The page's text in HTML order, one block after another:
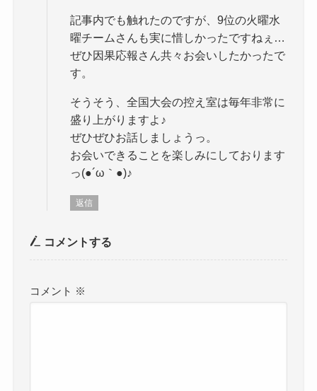
記事内でも触れたのですが、9位の火曜水
曜チームさんも実に惜しかったですねぇ…
ぜひ因果応報さん共々お会いしたかったで
す。
そうそう、全国大会の控え室は毎年非常に
盛り上がりますよ♪
ぜひぜひお話しましょうっ。
お会いできることを楽しみにしております
っ(●´ω｀●)♪
返信
コメントする
コメント ※